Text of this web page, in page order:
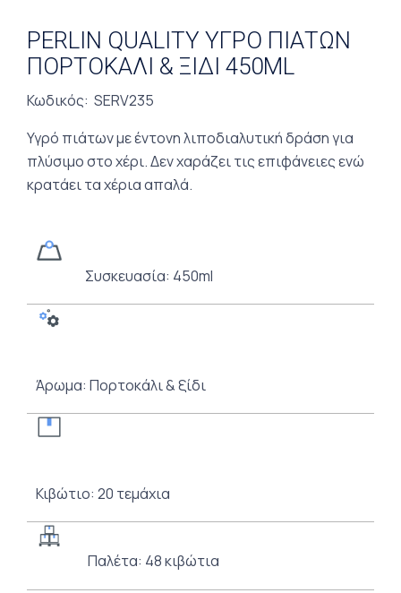
PERLIN QUALITY ΥΓΡΟ ΠΙΑΤΩΝ
ΠΟΡΤΟΚΑΛΙ & ΞΙΔΙ 450ML
Κωδικός: SERV235
Υγρό πιάτων με έντονη λιποδιαλυτική δράση για
πλύσιμο στο χέρι. Δεν χαράζει τις επιφάνειες ενώ
κρατάει τα χέρια απαλά.
Συσκευασία: 450ml
Άρωμα: Πορτοκάλι & ξίδι
Κιβώτιο: 20 τεμάχια
Παλέτα: 48 κιβώτια